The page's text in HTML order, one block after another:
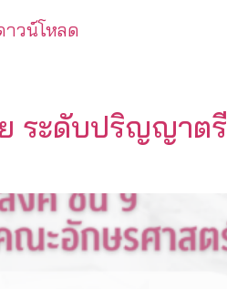
าวน์โหลด
ระดับปริญญาตรี